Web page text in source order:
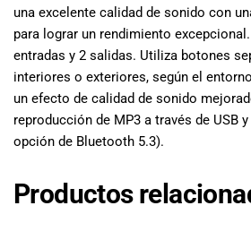
una excelente calidad de sonido con
para lograr un rendimiento
entradas y 2 salidas. Utiliza botones
interiores o exteriores, según el
un efecto de calidad de sonido
reproducción de MP3 a través de USB
opción de Bluetooth 5.3).
Productos